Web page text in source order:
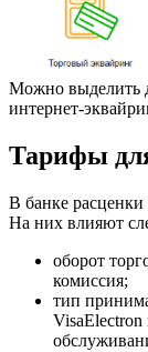
Можно выделить
интернет-
Тарифы
В банке
На них влияют
оборот
комиссия;
тип